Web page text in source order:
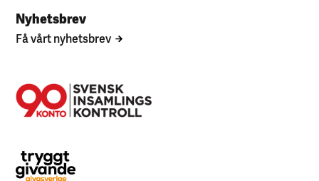
Nyhetsbrev
Få vårt nyhetsbrev